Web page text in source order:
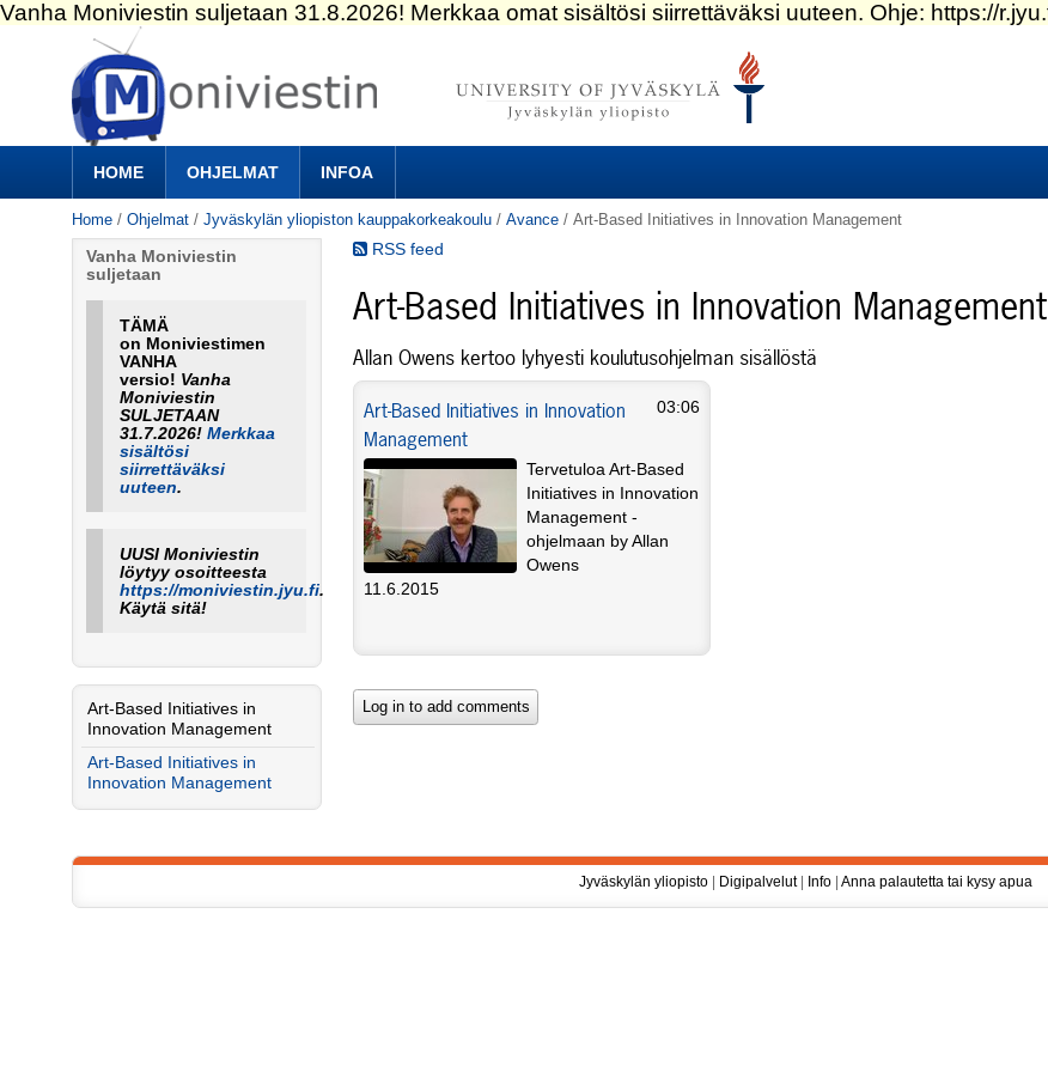
Skip
content.
|
Skip
to
navigation
HOME OHJELMAT INFOA
Home /Ohjelmat /Jyväskylän yliopiston kauppakorkeakoulu /Avance /Art-Based Initiatives in Innovation Management
RSS feed
Art-Based Initiatives in Innovation Management
Allan Owens kertoo lyhyesti koulutusohjelman sisällöstä
Art-Based Initiatives in Innovation
Management
03:06
Tervetuloa Art-Based
Initiatives in Innovation
Management -
ohjelmaan by Allan
Owens
11.6.2015
Vanha Moniviestin
suljetaan
TÄMÄ
on Moniviestimen
VANHA
versio! Vanha
Moniviestin
SULJETAAN
31.7.2026! Merkkaa
sisältösi
siirrettäväksi
uuteen.
UUSI Moniviestin
löytyy osoitteesta
https://moniviestin.jyu.fi.
Käytä sitä!
Art-Based Initiatives in
Innovation Management
Art-Based Initiatives in
Innovation Management
Jyväskylän yliopisto| Digipalvelut| Info| Anna palautetta tai kysy apua